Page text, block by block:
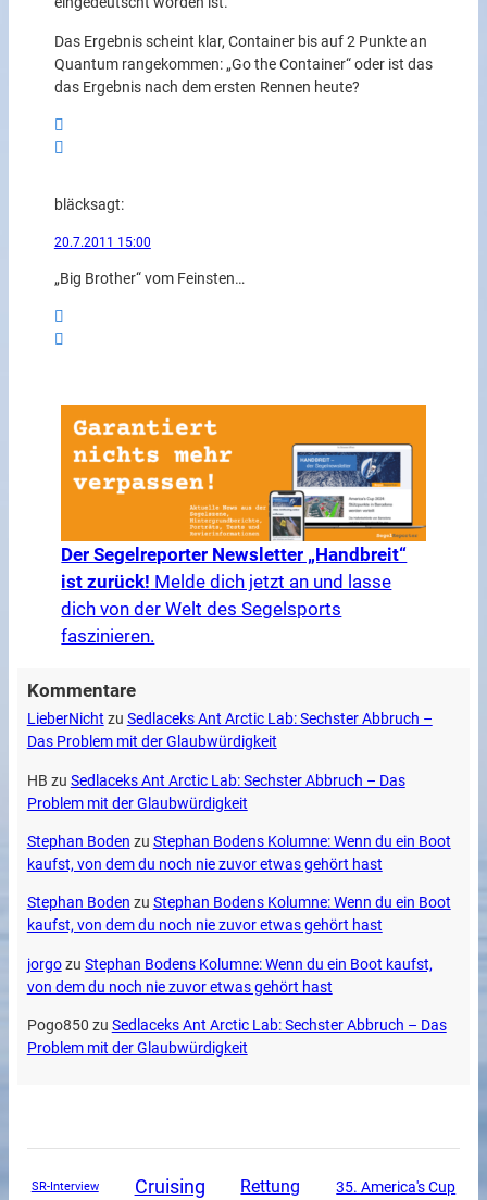
Das Ergebnis scheint klar, Container bis auf 2 Punkte an
Quantum rangekommen: „Go the Container“ oder ist das
das Ergebnis nach dem ersten Rennen heute?
bläcksagt:
20.7.2011 15:00
„Big Brother“ vom Feinsten…
Der Segelreporter Newsletter „Handbreit“
ist zurück! Melde dich jetzt an und lasse
dich von der Welt des Segelsports
faszinieren.
Kommentare
LieberNicht zu Sedlaceks Ant Arctic Lab: Sechster Abbruch –
Das Problem mit der Glaubwürdigkeit
HB zu Sedlaceks Ant Arctic Lab: Sechster Abbruch – Das
Problem mit der Glaubwürdigkeit
Stephan Boden zu Stephan Bodens Kolumne: Wenn du ein Boot
kaufst, von dem du noch nie zuvor etwas gehört hast
Stephan Boden zu Stephan Bodens Kolumne: Wenn du ein Boot
kaufst, von dem du noch nie zuvor etwas gehört hast
jorgozu Stephan Bodens Kolumne: Wenn du ein Boot kaufst,
von dem du noch nie zuvor etwas gehört hast
Pogo850 zu Sedlaceks Ant Arctic Lab: Sechster Abbruch – Das
Problem mit der Glaubwürdigkeit
SR-Interview Cruising Rettung 35. America's Cup